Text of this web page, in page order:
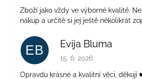
Zboží jako vždy ve výborné kvalitě.
nákup a určitě si jej ještě několikrát
EB Evija Bluma
Hodnocení obchodu je 5 z
15. 6. 2026
Opravdu krásné a kvalitní věci, děkuji